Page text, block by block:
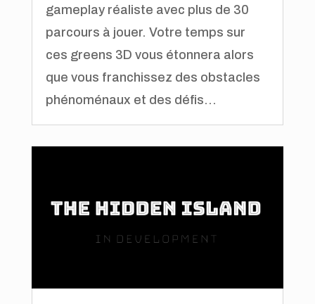
gameplay réaliste avec plus de 30
parcours à jouer. Votre temps sur
ces greens 3D vous étonnera alors
que vous franchissez des obstacles
phénoménaux et des défis...